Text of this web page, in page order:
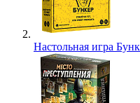
Настольная игра